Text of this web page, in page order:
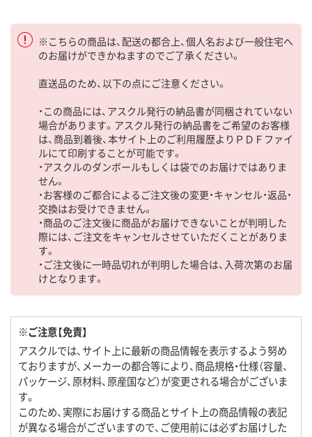
※こちらの商品は、配送の都合上、個人名および一般住宅へ
のお届けができかねますのでご了承ください。
直送品のため、以下の点にご注意ください。
・この商品には、アスクル発行の納品書が同梱されていない
場合があります。アスクル発行の納品書をご希望のお客様
は、商品到着後、本サイト上のご利用履歴よりＰＤＦファイ
ルにて印刷することが可能です。
・アスクルのダンボールもしくは袋でのお届けではありま
せん。
・お客様のご都合によるご注文後の変更・キャンセル・返品・
交換はお受けできません。
・商品のご注文後に商品がお届けできないことが判明した
際には、ご注文をキャンセルさせていただくことがありま
す。
・ご注文後に一時品切れが判明した場合は、入荷次第のお届
けとなります。
※ご注意【免責】
アスクルでは、サイト上に最新の商品情報を表示するよう努め
ておりますが、メーカーの都合等により、商品規格・仕様（容量、
パッケージ、原材料、原産国など）が変更される場合がございま
す。
このため、実際にお届けする商品とサイト上の商品情報の表記
が異なる場合がございますので、ご使用前には必ずお届けした